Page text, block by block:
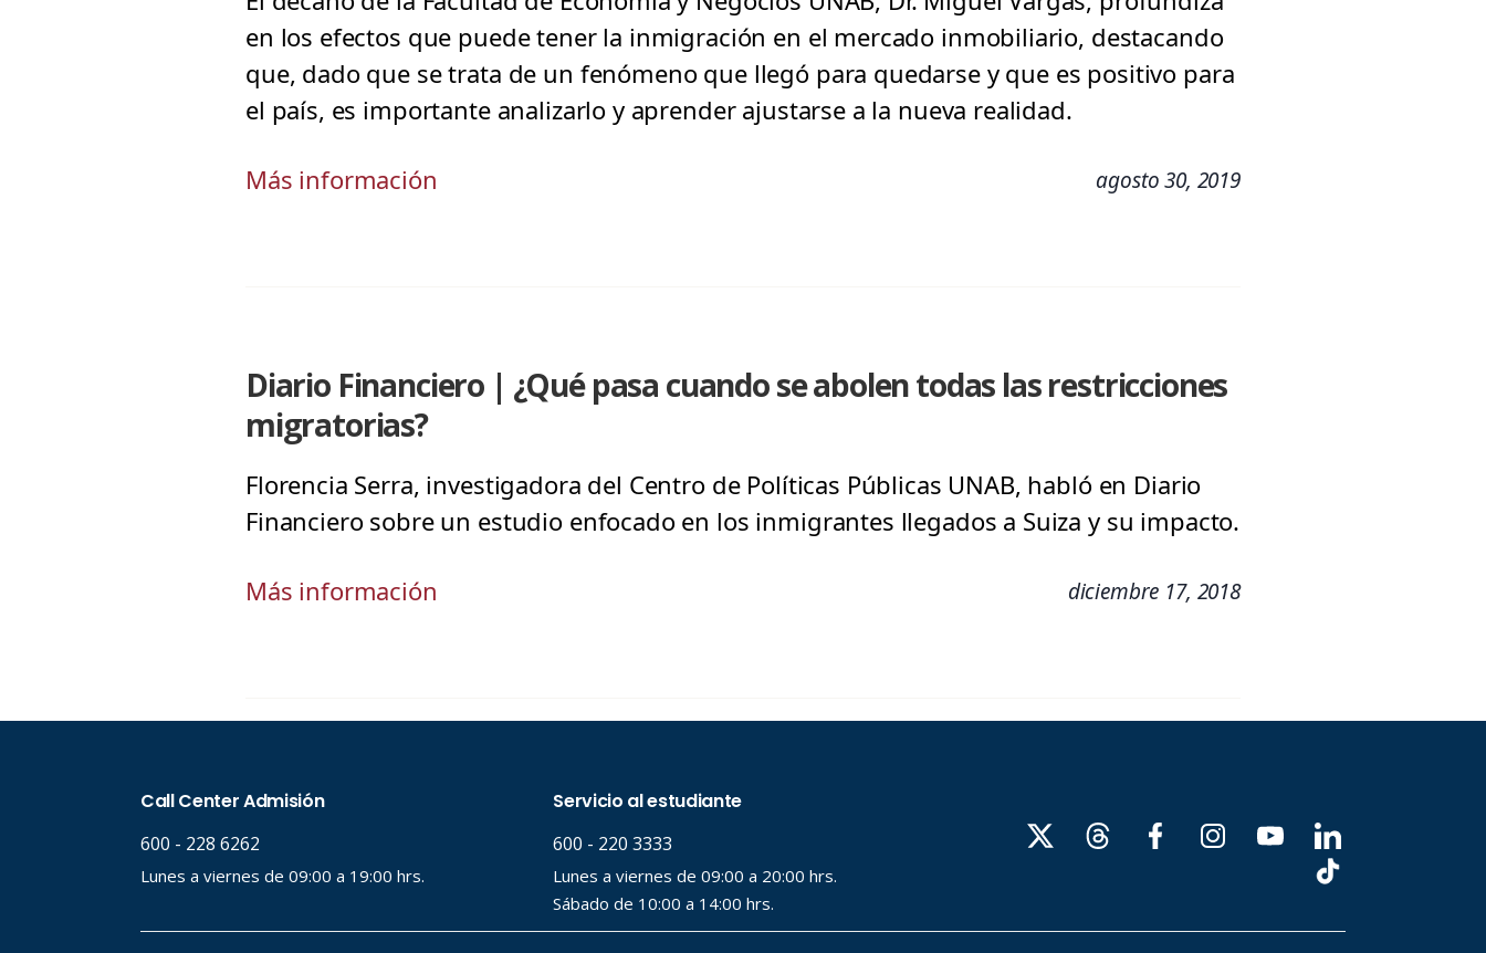
en los efectos que puede tener la inmigración en el mercado inmobiliario, destacando
que, dado que se trata de un fenómeno que llegó para quedarse y que es positivo para
el país, es importante analizarlo y aprender ajustarse a la nueva realidad.
Más información agosto 30, 2019
Diario Financiero | ¿Qué pasa cuando se abolen todas las restricciones
migratorias?
Florencia Serra, investigadora del Centro de Políticas Públicas UNAB, habló en Diario
Financiero sobre un estudio enfocado en los inmigrantes llegados a Suiza y su impacto.
Más información diciembre 17, 2018